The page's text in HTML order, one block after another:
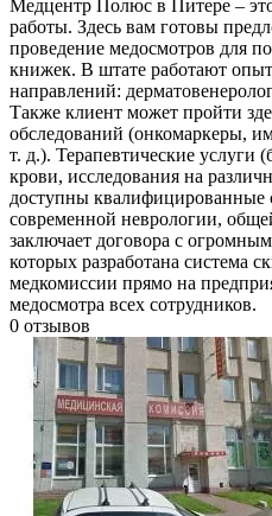
Медцентр Полюс в Питере –
работы. Здесь вам готовы
проведение медосмотров для
книжек. В штате работают
направлений:
Также клиент может пройти
обследований (онкомаркеры,
т. д.). Терапевтические услуги
крови, исследования на
доступны квалифицированные
современной неврологии,
заключает договора с
которых разработана система
медкомиссии прямо на
медосмотра всех сотрудников.
0 отзывов